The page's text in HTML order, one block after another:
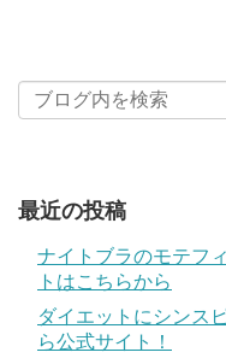
最近の投稿
ナイトブラのモテフ
トはこちらから
ダイエットにシンス
ら公式サイト！